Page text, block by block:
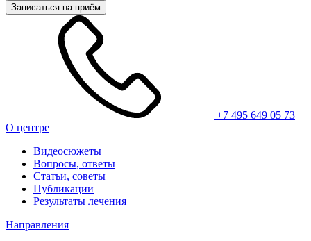
Записаться на приём
+7 495 649 05 73
О центре
Видеосюжеты
Вопросы, ответы
Статьи, советы
Публикации
Результаты лечения
Направления